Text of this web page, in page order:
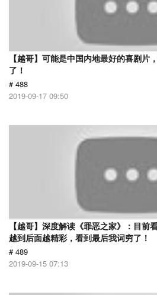
【越哥】可能是中国内地最好的喜剧片
了！
# 488
2019-09-17 09:50
【越哥】深度解读《罪恶之家》：目前
越到后面越精彩，看到最后我词穷了！
# 489
2019-09-15 07:13